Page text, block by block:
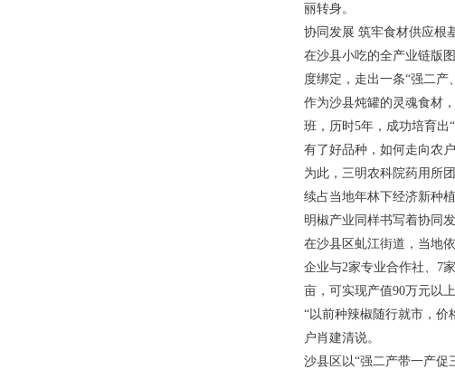
丽转身。
协同发展 筑牢食材供应根
在沙县小吃的全产业链版
度绑定，走出一条“强二产
作为沙县炖罐的灵魂食材
班，历时5年，成功培育出
有了好品种，如何走向农户
为此，三明农科院药用所
续占当地年林下经济新种
明椒产业同样书写着协同发
在沙县区虬江街道，当地
企业与2家专业合作社、7
亩，可实现产值90万元以上
“以前种辣椒随行就市，
户肖建清说。
沙县区以“强二产带一产促